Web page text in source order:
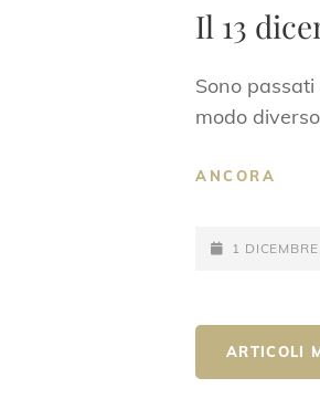
Il 13
Sono
modo
ANCORA
POSTED-
1
Navigazione
articoli
ARTICOLI